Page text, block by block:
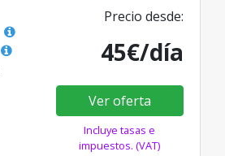
Precio desde:
45€/día
Ver oferta
Incluye tasas e
impuestos. (VAT)